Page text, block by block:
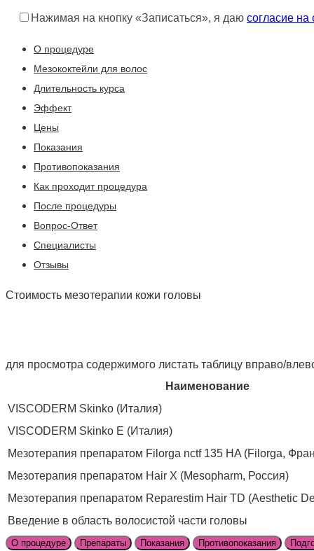
Нажимая на кнопку «Записаться», я даю согласие
О процедуре
Мезококтейли для волос
Длительность курса
Эффект
Цены
Показания
Противопоказания
Как проходит процедура
После процедуры
Вопрос-Ответ
Специалисты
Отзывы
Стоимость мезотерапии кожи головы
для просмотра содержимого листать таблицу вправо/
Наименование
VISCODERM Skinko (Италия)
VISCODERM Skinko E (Италия)
Мезотерапия препаратом Filorga nctf 135 HA (Filorga,
Мезотерапия препаратом Hair X (Mesopharm, Россия)
Мезотерапия препаратом Reparestim Hair TD (Aesthetic
Введение в область волосистой части головы
О процедуре Препараты Показания Противопоказания